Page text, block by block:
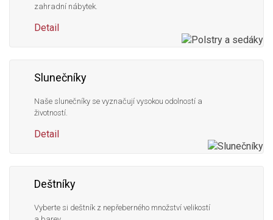
zahradní nábytek.
Detail
Slunečníky
Naše slunečníky se vyznačují vysokou odolností a
životností.
Detail
Deštníky
Vyberte si deštník z nepřeberného množství velikostí